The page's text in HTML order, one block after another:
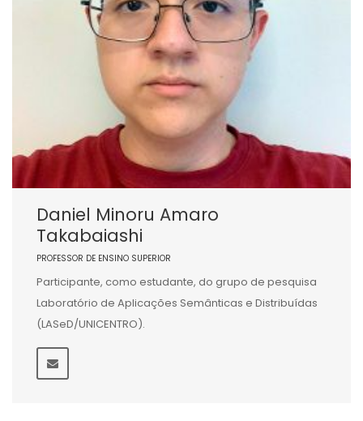
Daniel Minoru Amaro
Takabaiashi
PROFESSOR DE ENSINO SUPERIOR
Participante, como estudante, do grupo de pesquisa
Laboratório de Aplicações Semânticas e Distribuídas
(LASeD/UNICENTRO).